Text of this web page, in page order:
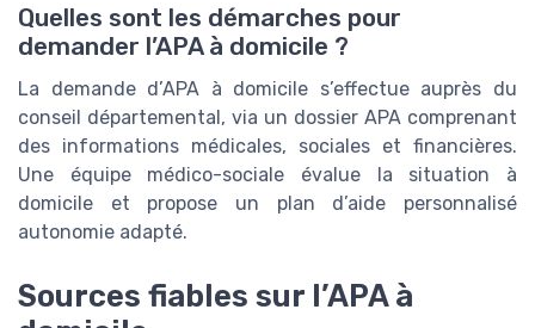
Quelles sont les démarches pour
demander l’APA à domicile ?
La demande d’APA à domicile s’effectue auprès du
conseil départemental, via un dossier APA comprenant
des informations médicales, sociales et financières.
Une équipe médico-sociale évalue la situation à
domicile et propose un plan d’aide personnalisé
autonomie adapté.
Sources fiables sur l’APA à